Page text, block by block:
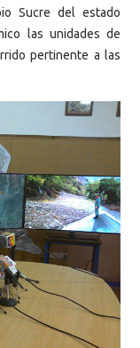
Sucre del estado
las unidades de
pertinente a las